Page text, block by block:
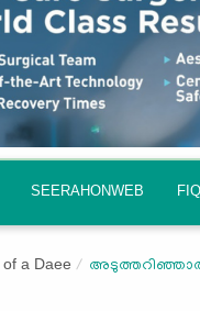
SEERAHONWEB
of a Daee